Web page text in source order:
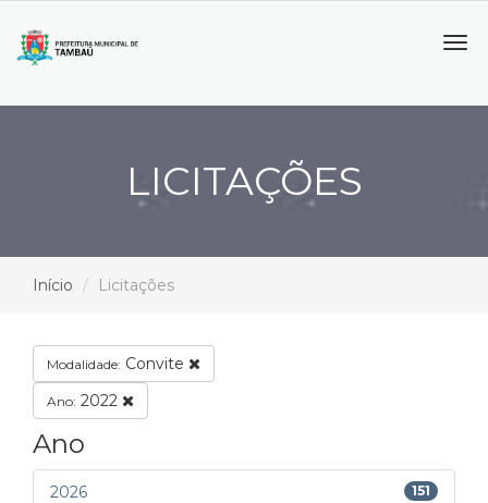
LICITAÇÕES
Início Licitações
Modalidade: Convite
Ano: 2022
Ano
2026 151